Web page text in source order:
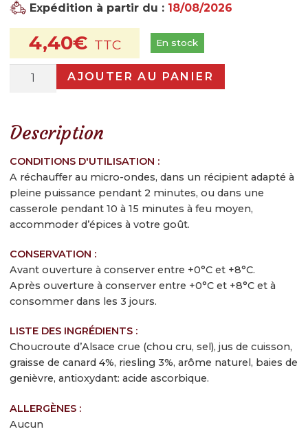
Nos recettes
Nos conseils et astuces
Actualités
Inscrivez-vous à notre newsletter gourmande
Expédition à partir du : 18/08/2026
4,40€ En stock
quantité
d'Alsace
cuisinée
IGP
SAVOUREUSE
au
Riesling
et
la
Graisse
de
AJOUTER AU PANIER
Description
CONDITIONS D'UTILISATION :
A réchauffer au micro-ondes, dans un récipient adapté à
pleine puissance pendant 2 minutes, ou dans une
casserole pendant 10 à 15 minutes à feu moyen,
accommoder d’épices à votre goût.
CONSERVATION :
Avant ouverture à conserver entre +0°C et +8°C.
Après ouverture à conserver entre +0°C et +8°C et à
consommer dans les 3 jours.
LISTE DES INGRÉDIENTS :
Choucroute d’Alsace crue (chou cru, sel), jus de cuisson,
graisse de canard 4%, riesling 3%, arôme naturel, baies de
genièvre, antioxydant: acide ascorbique.
ALLERGÈNES :
Aucun